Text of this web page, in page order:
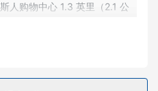
人购物中心 1.3 英里（2.1 公
线和无线上网，方便您与朋友